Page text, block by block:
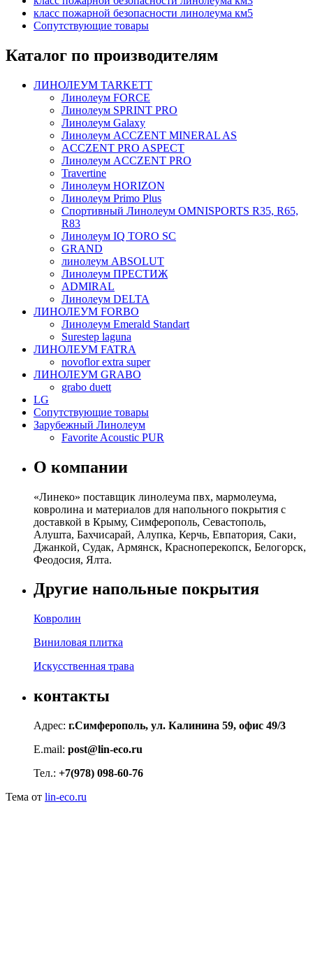
класс пожарной безопасности линолеума км5
Сопутствующие товары
Каталог по производителям
ЛИНОЛЕУМ TARKETT
Линолеум FORCE
Линолеум SPRINT PRO
Линолеум Galaxy
Линолеум ACCZENT MINERAL AS
ACCZENT PRO ASPECT
Линолеум ACCZENT PRO
Travertine
Линолеум HORIZON
Линолеум Primo Plus
Спортивный Линолеум OMNISPORTS R35, R65,
R83
Линолеум IQ TORO SC
GRAND
линолеум ABSOLUT
Линолеум ПРЕСТИЖ
ADMIRAL
Линолеум DELTA
ЛИНОЛЕУМ FORBO
Линолеум Emerald Standart
Surestep laguna
ЛИНОЛЕУМ FATRA
novoflor extra super
ЛИНОЛЕУМ GRABO
grabo duett
LG
Сопутствующие товары
Зарубежный Линолеум
Favorite Acoustic PUR
О компании
«Линеко» поставщик линолеума пвх, мармолеума,
ковролина и материалов для напольного покрытия с
доставкой в Крыму, Симферополь, Севастополь,
Алушта, Бахчисарай, Алупка, Керчь, Евпатория, Саки,
Джанкой, Судак, Армянск, Красноперекопск, Белогорск,
Феодосия, Ялта.
Другие напольные покрытия
Ковролин
Виниловая плитка
Искусственная трава
контакты
Адрес: г.Симферополь, ул. Калинина 59, офис 49/3
E.mail: post@lin-eco.ru
Тел.: +7(978) 098-60-76
Тема от lin-eco.ru